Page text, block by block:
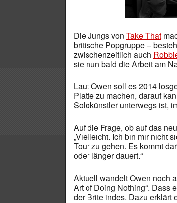
Die Jungs von Take That
britische Popgruppe –
zwischenzeitlich auch
sie nun bald die Arbeit am
Laut Owen soll es 2014
Platte zu machen, darauf
Solokünstler unterwegs ist,
Auf die Frage, ob auf das
„Vielleicht. Ich bin mir nicht
Tour zu gehen. Es kommt
oder länger dauert.“
Aktuell wandelt Owen noch
Art of Doing Nothing“. Dass
der Brite indes. Dazu erklärt